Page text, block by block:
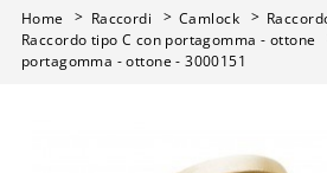
Home Raccordi Camlock
Raccordo tipo C con portagomma - ottone
portagomma - ottone - 3000151